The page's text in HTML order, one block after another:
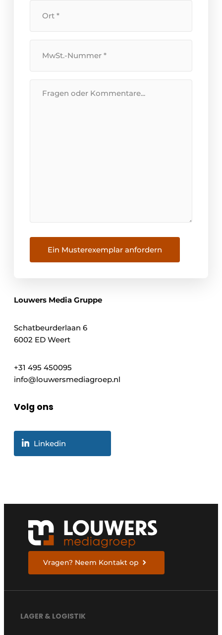
Identifikationsnummer
Ein Musterexemplar anfordern
Louwers Media Gruppe
Schatbeurderlaan 6
6002 ED Weert
+31 495 450095
info@louwersmediagroep.nl
Volg ons
Linkedin
Vragen? Neem Kontakt op
LAGER & LOGISTIK